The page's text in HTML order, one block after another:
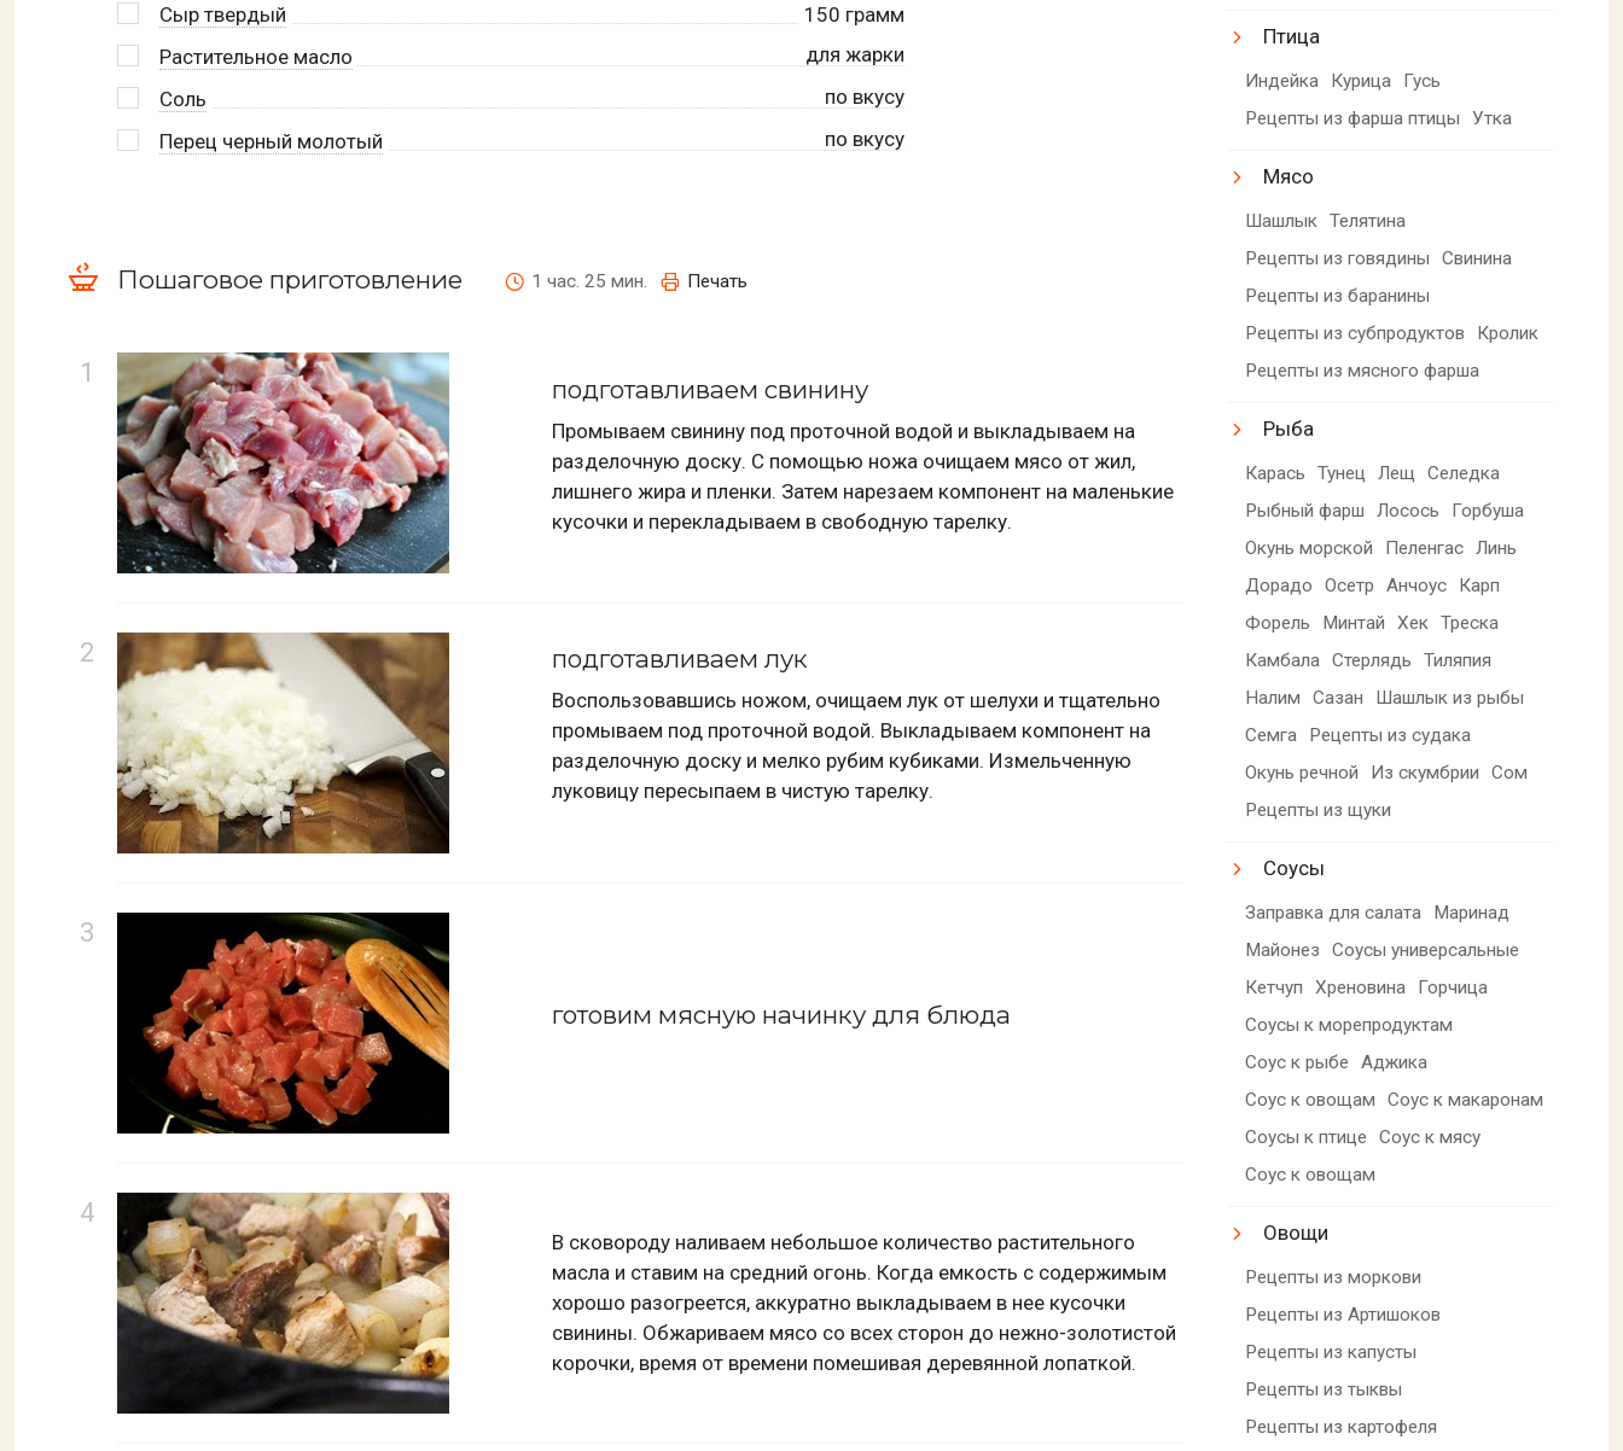
Сыр твердый
150 грамм
Растительное масло
для жарки
Соль
по вкусу
Перец черный молотый
по вкусу
Пошаговое приготовление 1 час. 25 мин. Печать
подготавливаем свинину
Промываем свинину под проточной водой и выкладываем на
разделочную доску. С помощью ножа очищаем мясо от жил,
лишнего жира и пленки. Затем нарезаем компонент на маленькие
кусочки и перекладываем в свободную тарелку.
подготавливаем лук
Воспользовавшись ножом, очищаем лук от шелухи и тщательно
промываем под проточной водой. Выкладываем компонент на
разделочную доску и мелко рубим кубиками. Измельченную
луковицу пересыпаем в чистую тарелку.
готовим мясную начинку для блюда
В сковороду наливаем небольшое количество растительного
масла и ставим на средний огонь. Когда емкость с содержимым
хорошо разогреется, аккуратно выкладываем в нее кусочки
свинины. Обжариваем мясо со всех сторон до нежно-золотистой
корочки, время от времени помешивая деревянной лопаткой.
Птица
Индейка Курица
Гусь
Рецепты из фарша птицы
Утка
Мясо
Шашлык Телятина
Рецепты из говядины
Свинина
Рецепты из баранины
Рецепты из субпродуктов
Кролик
Рецепты из мясного фарша
Рыба
Карась Тунец Лещ
Селедка
Рыбный фарш
Лосось
Горбуша
Окунь морской
Пеленгас Линь
Дорадо
Осетр Анчоус
Карп
Форель
Минтай Хек Треска
Камбала Стерлядь
Тиляпия
Налим
Сазан
Шашлык из рыбы
Семга
Рецепты из судака
Окунь речной
Из скумбрии
Сом
Рецепты из щуки
Соусы
Заправка для салата
Маринад
Майонез
Соусы универсальные
Кетчуп
Хреновина
Горчица
Соусы к морепродуктам
Соус к рыбе
Аджика
Соус к овощам
Соус к макаронам
Соусы к птице
Соус к мясу
Соус к овощам
Овощи
Рецепты из моркови
Рецепты из Артишоков
Рецепты из капусты
Рецепты из тыквы
Рецепты из картофеля